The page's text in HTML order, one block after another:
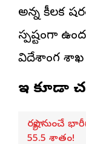
అన్న కీలక
స్పష్టంగా
విదేశాంగ శాఖ
ఇవి కూడా
రష్యా నుంచే
55.5 శాతం!